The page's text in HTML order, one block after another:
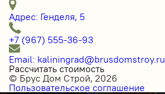
Адрес: Генделя, 5
+7 (967) 555-36-93
Email: kaliningrad@brusdomstroy.ru
Рассчитать стоимость
© Брус Дом Строй, 2026
Пользовательское соглашение